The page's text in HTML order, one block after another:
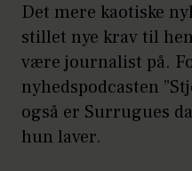
Det mere kaotiske
stillet nye krav til
være journalist på.
nyhedspodcasten
også er Surrugues
hun laver.